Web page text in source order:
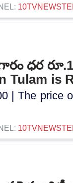
ధర
Tulam is
| The price